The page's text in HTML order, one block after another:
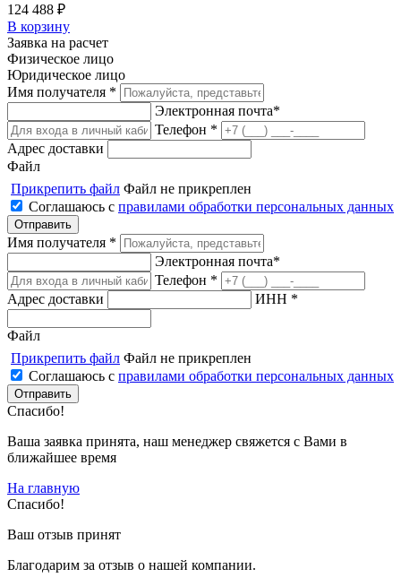
124 488 ₽
В корзину
Заявка на расчет
Физическое лицо
Юридическое лицо
Имя получателя *
Электронная почта*
Телефон *
Адрес доставки
Файл
Прикрепить файл Файл не прикреплен
Соглашаюсь с правилами обработки персональных данных
Имя получателя *
Электронная почта*
Телефон *
Адрес доставки
ИНН *
Файл
Прикрепить файл Файл не прикреплен
Соглашаюсь с правилами обработки персональных данных
Спасибо!
Ваша заявка принята, наш менеджер свяжется с Вами в
ближайшее время
На главную
Спасибо!
Ваш отзыв принят
Благодарим за отзыв о нашей компании.